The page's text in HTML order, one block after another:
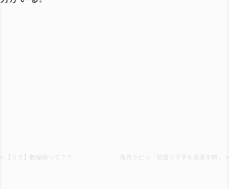
« 【リラ】数秘術って？？ 海月ラビィ「世渡り下手を見直す時」 »